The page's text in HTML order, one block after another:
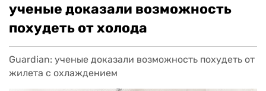
ученые доказали возможность
похудеть от холода
Guardian: ученые доказали возможность похудеть от
жилета с охлаждением